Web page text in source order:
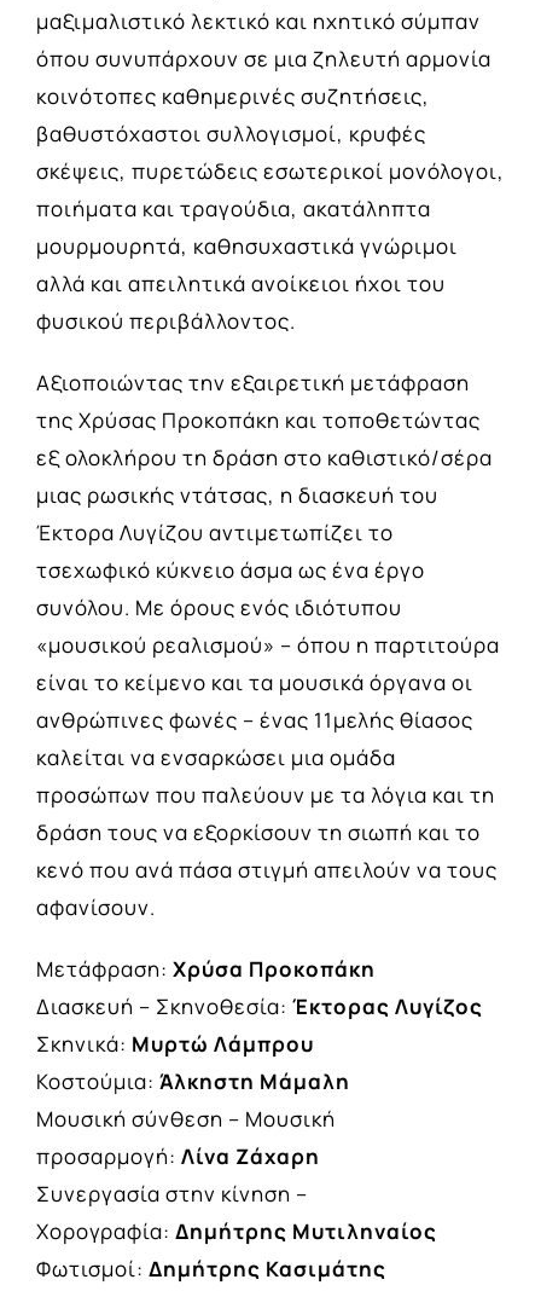
μαξιμαλιστικό λεκτικό και ηχητικό σύμπαν
όπου συνυπάρχουν σε μια ζηλευτή αρμονία
κοινότοπες καθημερινές συζητήσεις,
βαθυστόχαστοι συλλογισμοί, κρυφές
σκέψεις, πυρετώδεις εσωτερικοί μονόλογοι,
ποιήματα και τραγούδια, ακατάληπτα
μουρμουρητά, καθησυχαστικά γνώριμοι
αλλά και απειλητικά ανοίκειοι ήχοι του
φυσικού περιβάλλοντος.
Αξιοποιώντας την εξαιρετική μετάφραση
της Χρύσας Προκοπάκη και τοποθετώντας
εξ ολοκλήρου τη δράση στο καθιστικό/σέρα
μιας ρωσικής ντάτσας, η διασκευή του
Έκτορα Λυγίζου αντιμετωπίζει το
τσεχωφικό κύκνειο άσμα ως ένα έργο
συνόλου. Με όρους ενός ιδιότυπου
«μουσικού ρεαλισμού» – όπου η παρτιτούρα
είναι το κείμενο και τα μουσικά όργανα οι
ανθρώπινες φωνές – ένας 11μελής θίασος
καλείται να ενσαρκώσει μια ομάδα
προσώπων που παλεύουν με τα λόγια και τη
δράση τους να εξορκίσουν τη σιωπή και το
κενό που ανά πάσα στιγμή απειλούν να τους
αφανίσουν.
Μετάφραση: Χρύσα Προκοπάκη
Διασκευή – Σκηνοθεσία: Έκτορας Λυγίζος
Σκηνικά: Μυρτώ Λάμπρου
Κοστούμια: Άλκηστη Μάμαλη
Μουσική σύνθεση – Μουσική
προσαρμογή: Λίνα Ζάχαρη
Συνεργασία στην κίνηση –
Χορογραφία: Δημήτρης Μυτιληναίος
Φωτισμοί: Δημήτρης Κασιμάτης